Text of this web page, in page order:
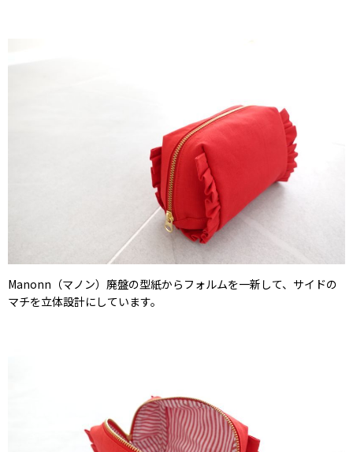
Manonn（マノン）廃盤の型紙からフォルムを一新して、サイドの
マチを立体設計にしています。